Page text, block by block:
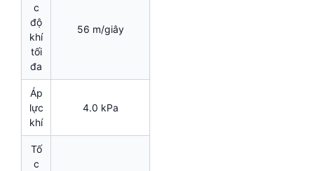
c
độ
khí
tối
đa
56 m/giây
Áp
lực
khí
4.0 kPa
Tố
c